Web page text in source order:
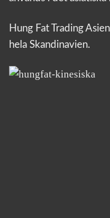
Hung Fat Trading
hela Skandinavien.